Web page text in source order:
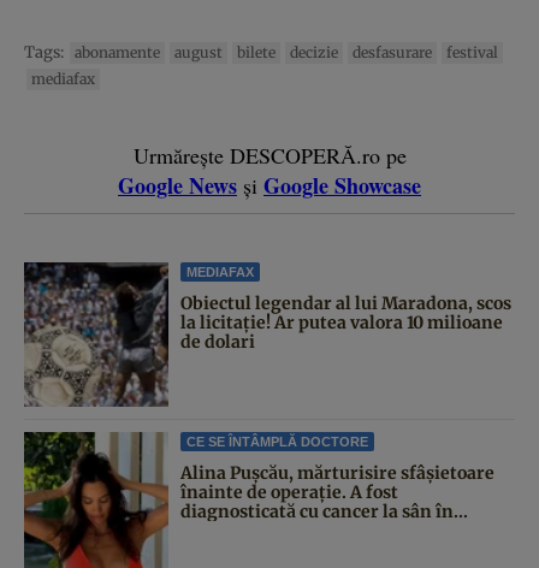
Tags: abonamente august bilete decizie desfasurare
festival
mediafax
Urmărește DESCOPERĂ.ro pe
Google News și Google Showcase
MEDIAFAX
Obiectul legendar al lui Maradona, scos
la licitație! Ar putea valora 10 milioane
de dolari
CE SE ÎNTÂMPLĂ DOCTORE
Alina Pușcău, mărturisire sfâșietoare
înainte de operație. A fost
diagnosticată cu cancer la sân în...